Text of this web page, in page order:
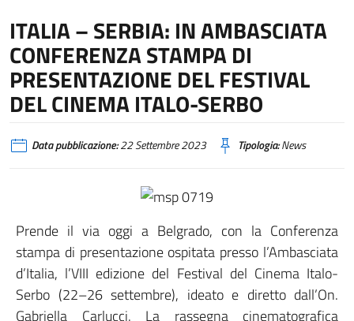
ITALIA – SERBIA: IN AMBASCIATA
CONFERENZA STAMPA DI
PRESENTAZIONE DEL FESTIVAL
DEL CINEMA ITALO-SERBO
Data pubblicazione:22 Settembre 2023 Tipologia:News
Prende il via oggi a Belgrado, con la Conferenza
stampa di presentazione ospitata presso l’Ambasciata
d’Italia, l’VIII edizione del Festival del Cinema Italo-
Serbo (22–26 settembre), ideato e diretto dall’On.
Gabriella Carlucci. La rassegna cinematografica